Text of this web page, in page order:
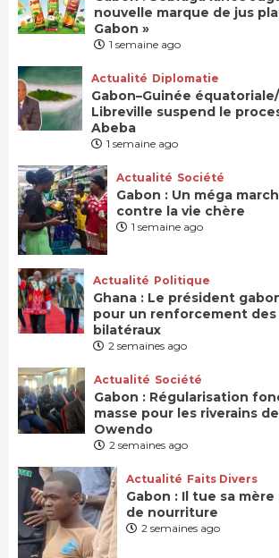
nouvelle marque de jus
Gabon »
1 semaine ago
Actualité Diplomatie
Gabon–Guinée
Libreville suspend le
Abeba
1 semaine ago
Actualité Société
Gabon : Un méga
contre la vie chère
1 semaine ago
Actualité Politique
Ghana : Le président
pour un renforcement des
bilatéraux
2 semaines ago
Actualité Société
Gabon : Régularisation
masse pour les riverains
Owendo
2 semaines ago
Actualité Faits Divers
Gabon : Il tue sa
de nourriture
2 semaines ago